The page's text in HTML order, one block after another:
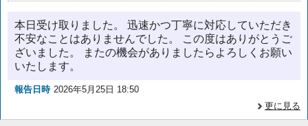
本日受け取りました。 迅速かつ丁寧に対応していただき
不安なことはありませんでした。 この度はありがとうご
ざいました。 またの機会がありましたらよろしくお願い
いたします。
報告日時 2026年5月25日 18:50
更に見る